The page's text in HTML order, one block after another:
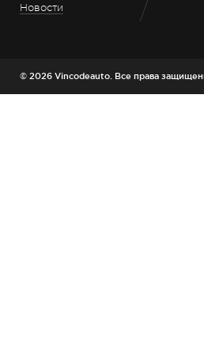
Новости
© 2026 Vincodeauto. Все права